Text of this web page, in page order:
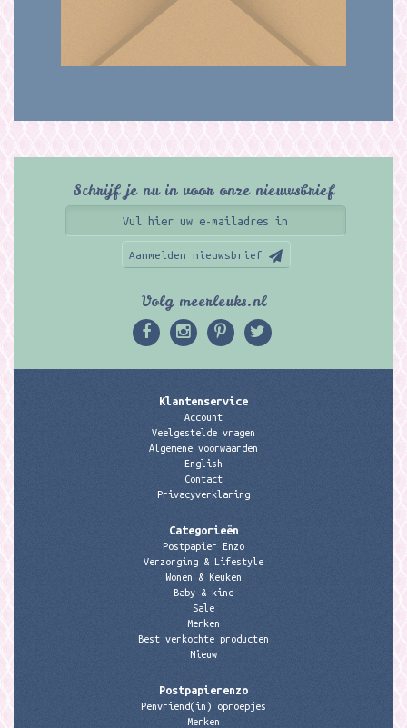
Schrijf je nu in voor onze nieuwsbrief
Aanmelden nieuwsbrief
Volg meerleuks.nl
Klantenservice
Account
Veelgestelde vragen
Algemene voorwaarden
English
Contact
Privacyverklaring
Categorieën
Postpapier Enzo
Verzorging & Lifestyle
Wonen & Keuken
Baby & kind
Sale
Merken
Best verkochte producten
Nieuw
Postpapierenzo
Penvriend(in) oproepjes
Merken